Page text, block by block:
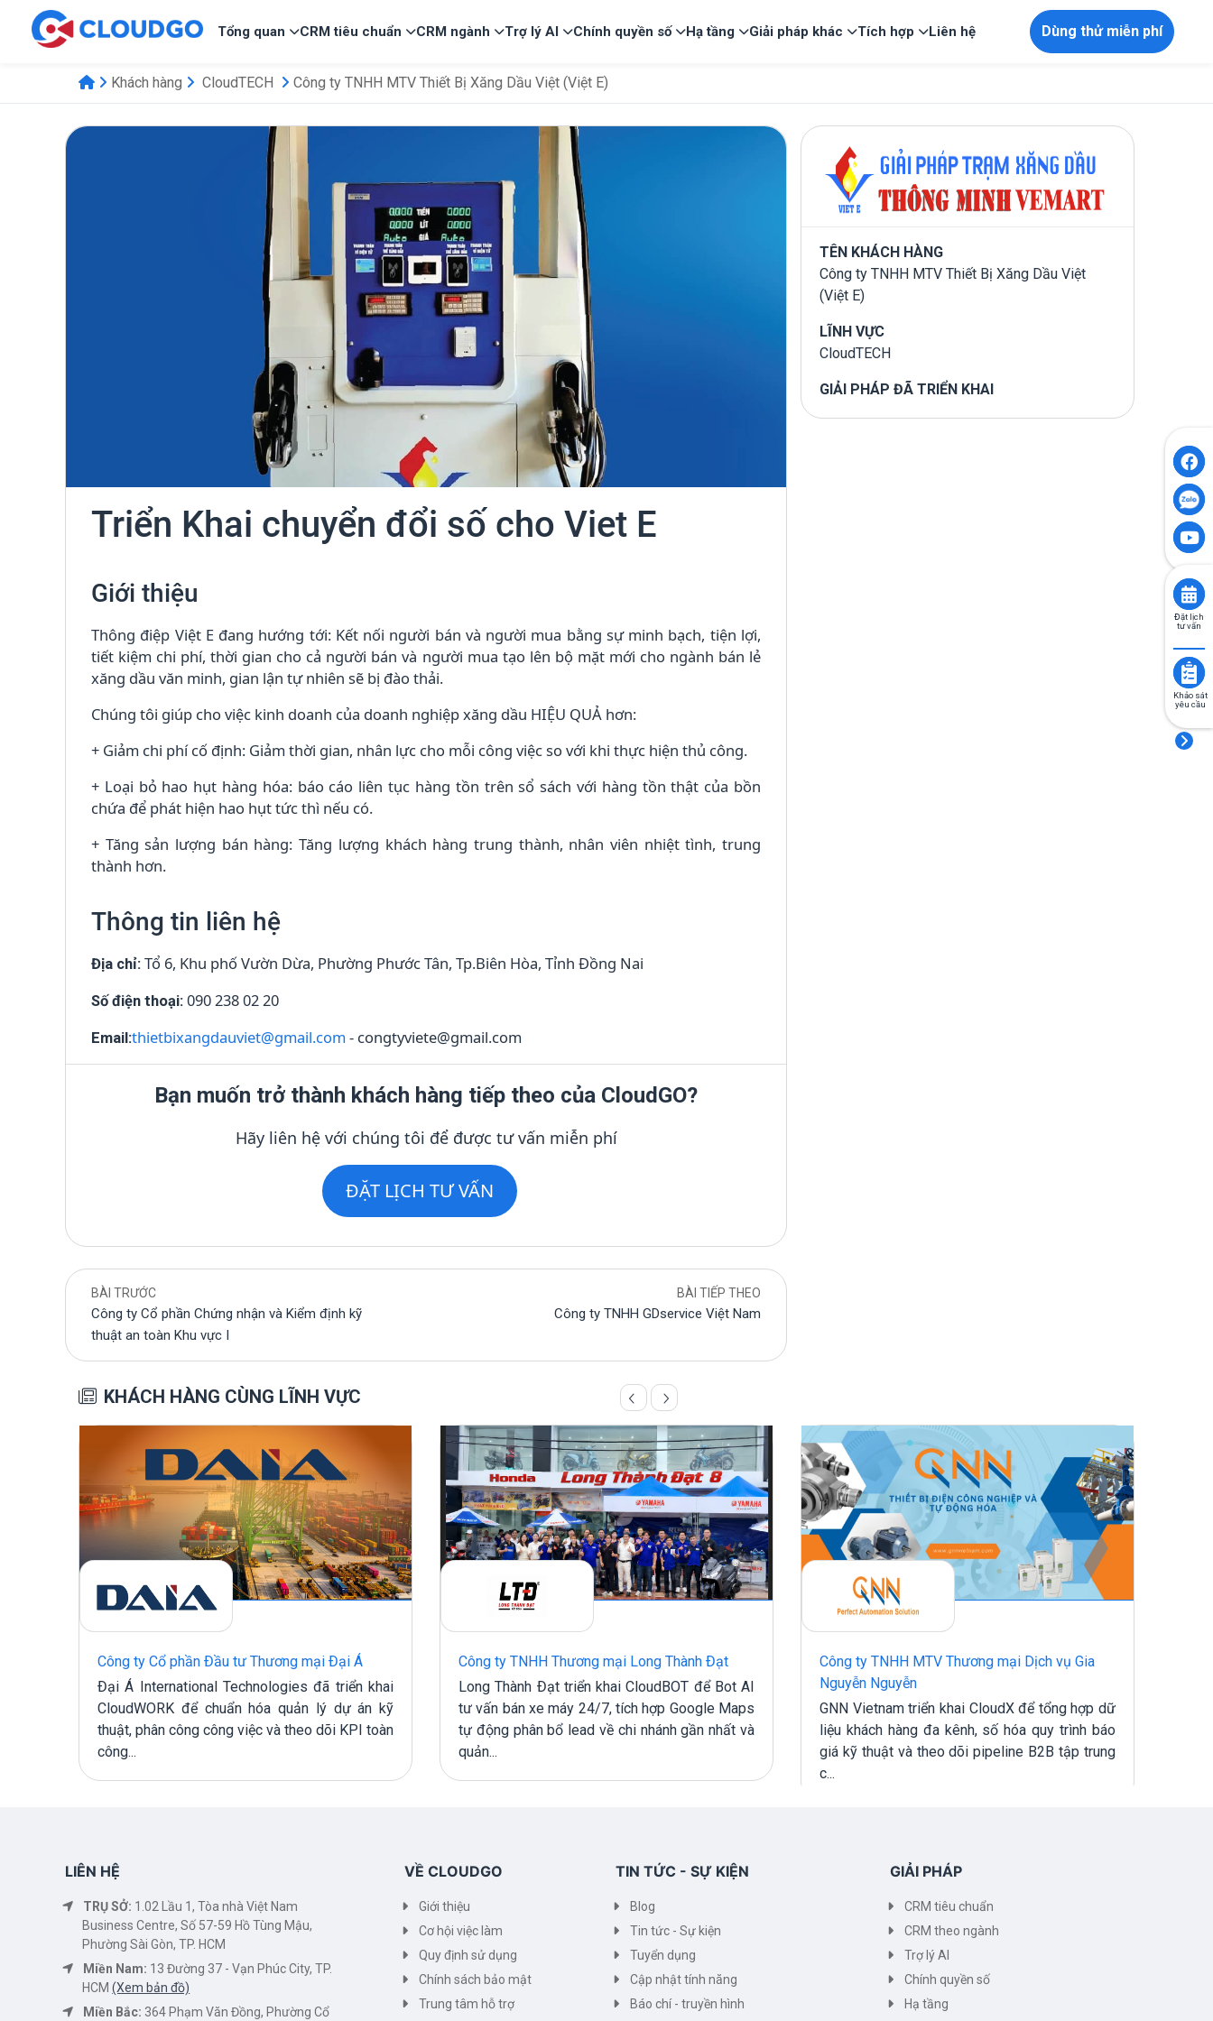
Tổng quan CRM tiêu chuẩn CRM ngành Trợ lý AI Chính quyền số Hạ tầng Giải pháp khác Tích hợp Liên hệ Dùng thử miễn phí
Khách hàng CloudTECH Công ty TNHH MTV Thiết Bị Xăng Dầu Việt (Việt E)
Triển Khai chuyển đổi số cho Viet E
Giới thiệu
Thông điệp Việt E đang hướng tới: Kết nối người bán và người mua bằng sự minh bạch, tiện lợi,
tiết kiệm chi phí, thời gian cho cả người bán và người mua tạo lên bộ mặt mới cho ngành bán lẻ
xăng dầu văn minh, gian lận tự nhiên sẽ bị đào thải.
Chúng tôi giúp cho việc kinh doanh của doanh nghiệp xăng dầu HIỆU QUẢ hơn:
+ Giảm chi phí cố định: Giảm thời gian, nhân lực cho mỗi công việc so với khi thực hiện thủ công.
+ Loại bỏ hao hụt hàng hóa: báo cáo liên tục hàng tồn trên sổ sách với hàng tồn thật của bồn
chứa để phát hiện hao hụt tức thì nếu có.
+ Tăng sản lượng bán hàng: Tăng lượng khách hàng trung thành, nhân viên nhiệt tình, trung
thành hơn.
Thông tin liên hệ
Địa chỉ: Tổ 6, Khu phố Vườn Dừa, Phường Phước Tân, Tp.Biên Hòa, Tỉnh Đồng Nai
Số điện thoại: 090 238 02 20
Email:thietbixangdauviet@gmail.com - congtyviete@gmail.com
Bạn muốn trở thành khách hàng tiếp theo của CloudGO?
Hãy liên hệ với chúng tôi để được tư vấn miễn phí
ĐẶT LỊCH TƯ VẤN
BÀI TRƯỚC
Công ty Cổ phần Chứng nhận và Kiểm định kỹ
thuật an toàn Khu vực I
BÀI TIẾP THEO
Công ty TNHH GDservice Việt Nam
TÊN KHÁCH HÀNG
Công ty TNHH MTV Thiết Bị Xăng Dầu Việt
(Việt E)
LĨNH VỰC
CloudTECH
GIẢI PHÁP ĐÃ TRIỂN KHAI
KHÁCH HÀNG CÙNG LĨNH VỰC
Công ty Cổ phần Đầu tư Thương mại Đại Á
Đại Á International Technologies đã triển khai
CloudWORK để chuẩn hóa quản lý dự án kỹ
thuật, phân công công việc và theo dõi KPI toàn
công...
Công ty TNHH Thương mại Long Thành Đạt
Long Thành Đạt triển khai CloudBOT để Bot AI
tư vấn bán xe máy 24/7, tích hợp Google Maps
tự động phân bổ lead về chi nhánh gần nhất và
quản...
Công ty TNHH MTV Thương mại Dịch vụ Gia
Nguyễn Nguyễn
GNN Vietnam triển khai CloudX để tổng hợp dữ
liệu khách hàng đa kênh, số hóa quy trình báo
giá kỹ thuật và theo dõi pipeline B2B tập trung
c...
Đặt lịch
tư vấn
Khảo sát
yêu cầu
LIÊN HỆ
TRỤ SỞ: 1.02 Lầu 1, Tòa nhà Việt Nam
Business Centre, Số 57-59 Hồ Tùng Mậu,
Phường Sài Gòn, TP. HCM
Miền Nam: 13 Đường 37 - Vạn Phúc City, TP.
HCM(Xem bản đồ)
Miền Bắc: 364 Phạm Văn Đồng, Phường Cổ
VỀ CLOUDGO
Giới thiệu
Cơ hội việc làm
Quy định sử dụng
Chính sách bảo mật
Trung tâm hỗ trợ
TIN TỨC - SỰ KIỆN
Blog
Tin tức - Sự kiện
Tuyển dụng
Cập nhật tính năng
Báo chí - truyền hình
GIẢI PHÁP
CRM tiêu chuẩn
CRM theo ngành
Trợ lý AI
Chính quyền số
Hạ tầng